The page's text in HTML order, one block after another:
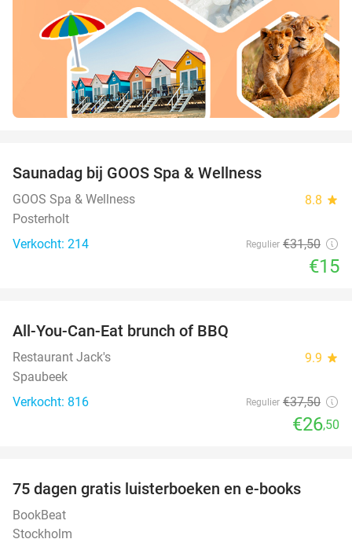
Saunadag bij GOOS Spa & Wellness
GOOS Spa & Wellness 8.8 star
Posterholt
Verkocht: 214
Regulier €31,50
€15
All-You-Can-Eat brunch of BBQ
Restaurant Jack's 9.9 star
Spaubeek
Verkocht: 816
Regulier €37,50
€26,50
75 dagen gratis luisterboeken en e-books
BookBeat
Stockholm